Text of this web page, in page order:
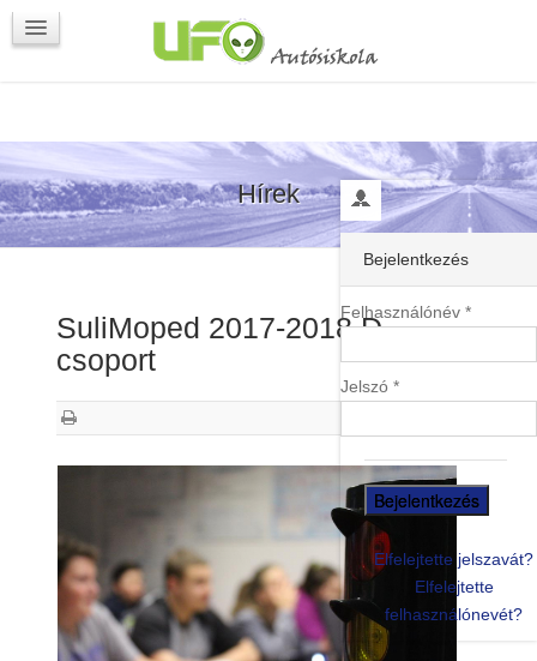
Programok
Bejelentkezés
Felhasználónév *
Jelszó *
Elfelejtette jelszavát?
Elfelejtette
felhasználónevét?
Hírek
SuliMoped 2017-2018 D
csoport